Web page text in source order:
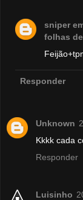
sniper
folhas
Responder
Unknown
Kkkk cada
Responder
Luisinho